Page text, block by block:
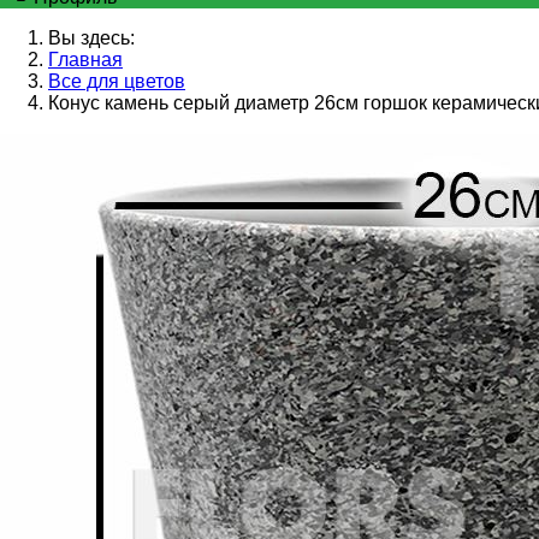
Вы здесь:
Главная
Все для цветов
Конус камень серый диаметр 26см горшок